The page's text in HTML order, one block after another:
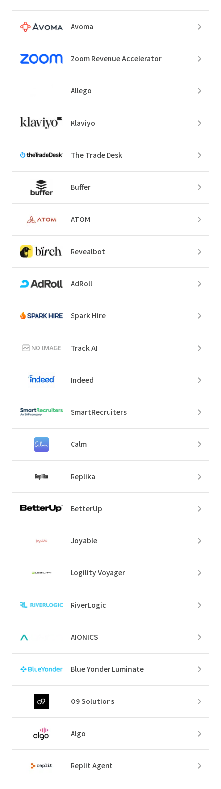
Avoma
Zoom Revenue Accelerator
Allego
Klaviyo
The Trade Desk
Buffer
ATOM
Revealbot
AdRoll
Spark Hire
Track AI
Indeed
SmartRecruiters
Calm
Replika
BetterUp
Joyable
Logility Voyager
RiverLogic
AIONICS
Blue Yonder Luminate
O9 Solutions
Algo
Replit Agent